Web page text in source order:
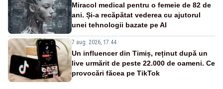
Miracol medical pentru o femeie de 82 de
ani. Și-a recăpătat vederea cu ajutorul
unei tehnologii bazate pe AI
7 aug. 2026, 17:44
Un influencer din Timiș, reținut după un
live urmărit de peste 22.000 de oameni. Ce
provocări făcea pe TikTok